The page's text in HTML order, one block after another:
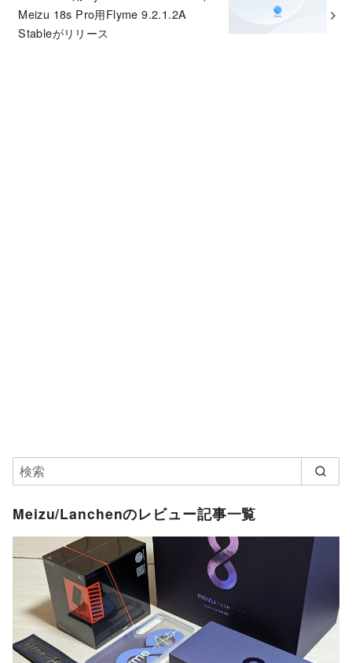
Meizu 18s Pro用Flyme 9.2.1.2A
Stableがリリース
Meizu/Lanchenのレビュー記事一覧